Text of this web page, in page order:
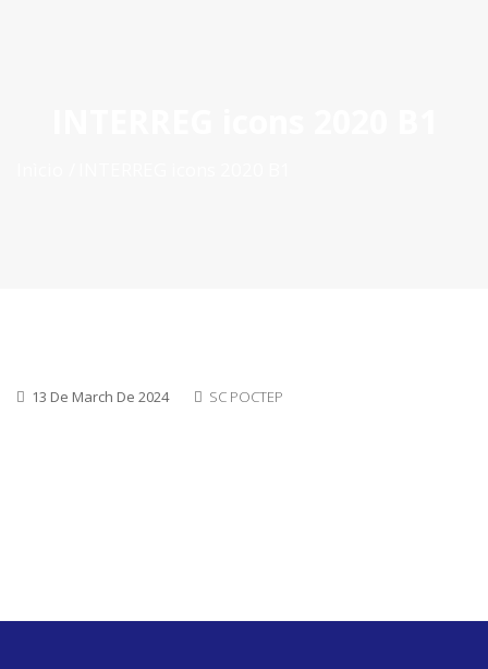
13 De March De 2024 SC POCTEP